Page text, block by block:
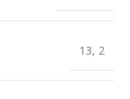
13, 2